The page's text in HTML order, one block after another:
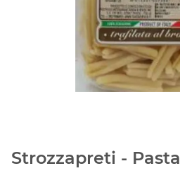
Strozzapreti - Pasta